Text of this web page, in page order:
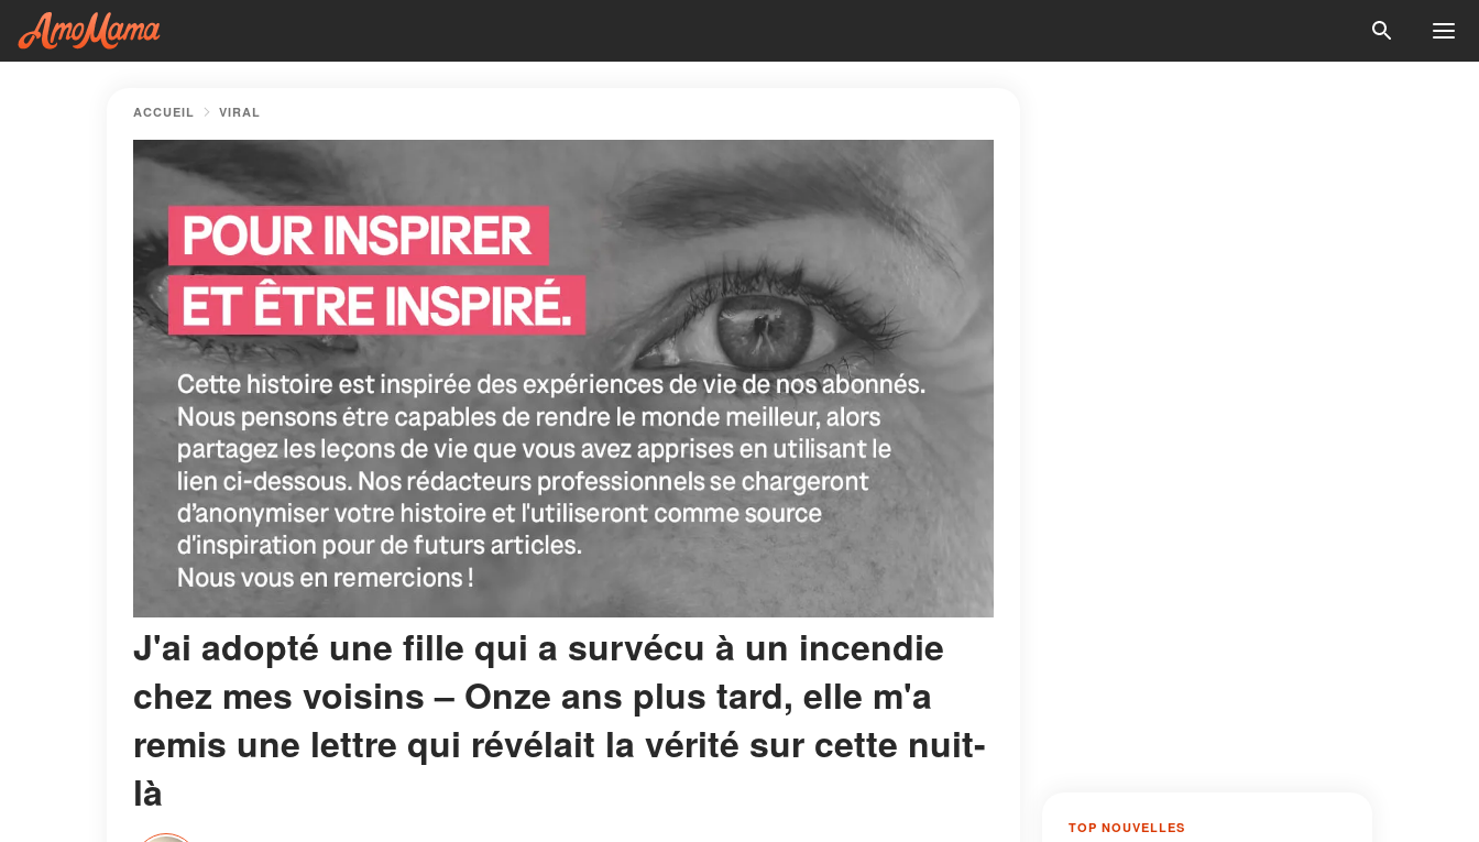
ACCUEIL VIRAL
J'ai adopté une fille qui a survécu à un incendie
chez mes voisins – Onze ans plus tard, elle m'a
remis une lettre qui révélait la vérité sur cette nuit-
là
TOP NOUVELLES